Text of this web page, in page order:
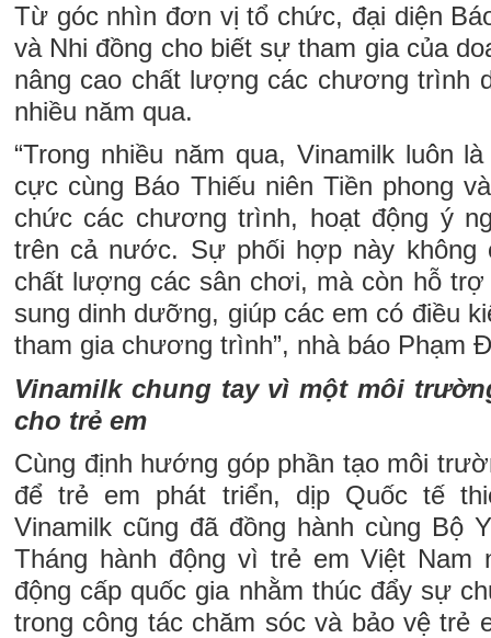
Từ góc nhìn đơn vị tổ chức, đại diện
và Nhi đồng cho biết sự tham gia của
nâng cao chất lượng các chương trình
nhiều năm qua.
“Trong nhiều năm qua, Vinamilk luôn
cực cùng Báo Thiếu niên Tiền phong
chức các chương trình, hoạt động ý
trên cả nước. Sự phối hợp này không
chất lượng các sân chơi, mà còn hỗ
sung dinh dưỡng, giúp các em có điều
tham gia chương trình”, nhà báo Phạm
Vinamilk chung tay vì một môi
cho trẻ em
Cùng định hướng góp phần tạo môi
để trẻ em phát triển, dịp Quốc tế
Vinamilk cũng đã đồng hành cùng Bộ
Tháng hành động vì trẻ em Việt Nam
động cấp quốc gia nhằm thúc đẩy sự
trong công tác chăm sóc và bảo vệ trẻ